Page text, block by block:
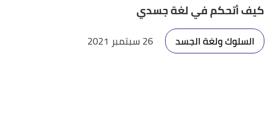
كيف أتحكم في لغة جسدي
السلوك ولغة الجسد 26 سبتمبر 2021